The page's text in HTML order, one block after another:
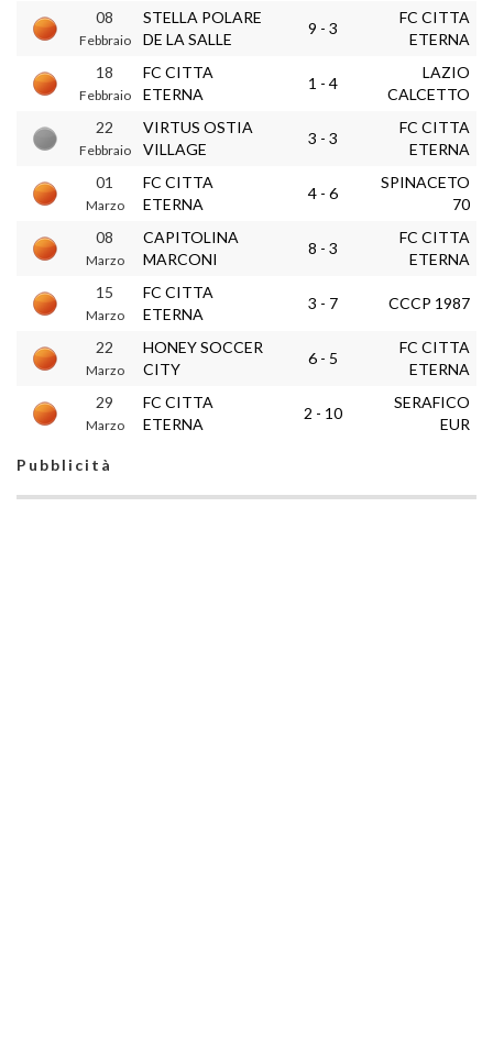
08
Febbraio
STELLA POLARE
DE LA SALLE
9 - 3
FC CITTA
ETERNA
18
Febbraio
FC CITTA
ETERNA
1 - 4
LAZIO
CALCETTO
22
Febbraio
VIRTUS OSTIA
VILLAGE
3 - 3
FC CITTA
ETERNA
01
Marzo
FC CITTA
ETERNA
4 - 6
SPINACETO
70
08
Marzo
CAPITOLINA
MARCONI
8 - 3
FC CITTA
ETERNA
15
Marzo
FC CITTA
ETERNA
3 - 7 CCCP 1987
22
Marzo
HONEY SOCCER
CITY
6 - 5
FC CITTA
ETERNA
29
Marzo
FC CITTA
ETERNA
2 - 10
SERAFICO
EUR
Pubblicità